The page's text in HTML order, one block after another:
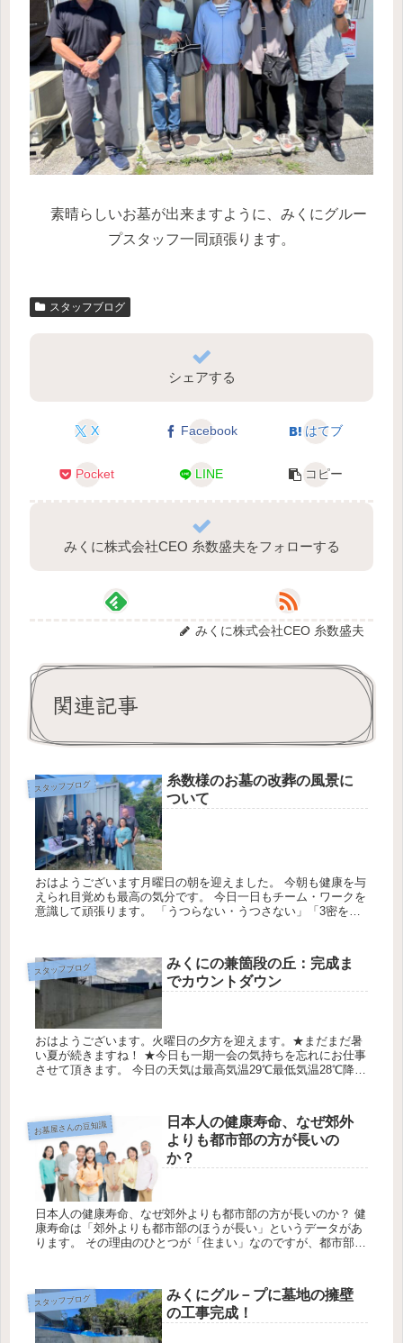
素晴らしいお墓が出来ますように、みくにグルー
プスタッフ一同頑張ります。
スタッフブログ
シェアする
X Facebook はてブ
Pocket LINE コピー
みくに株式会社CEO 糸数盛夫をフォローする
みくに株式会社CEO 糸数盛夫
関連記事
スタッフブログ
糸数様のお墓の改葬の風景に
ついて
おはようございます月曜日の朝を迎えました。 今朝も健康を与
えられ目覚めも最高の気分です。 今日一日もチーム・ワークを
意識して頑張ります。 「うつらない・うつさない」「3密を避
スタッフブログ
みくにの兼箇段の丘：完成ま
でカウントダウン
おはようございます。火曜日の夕方を迎えます。★まだまだ暑
い夏が続きますね！ ★今日も一期一会の気持ちを忘れにお仕事
させて頂きます。 今日の天気は最高気温29℃最低気温28℃降水
お墓屋さんの豆知識
日本人の健康寿命、なぜ郊外
よりも都市部の方が長いの
か？
日本人の健康寿命、なぜ郊外よりも都市部の方が長いのか？ 健
康寿命は「郊外よりも都市部のほうが長い」というデータがあ
ります。 その理由のひとつが「住まい」なのですが、都市部の
スタッフブログ
みくにグル－プに墓地の擁壁
の工事完成！